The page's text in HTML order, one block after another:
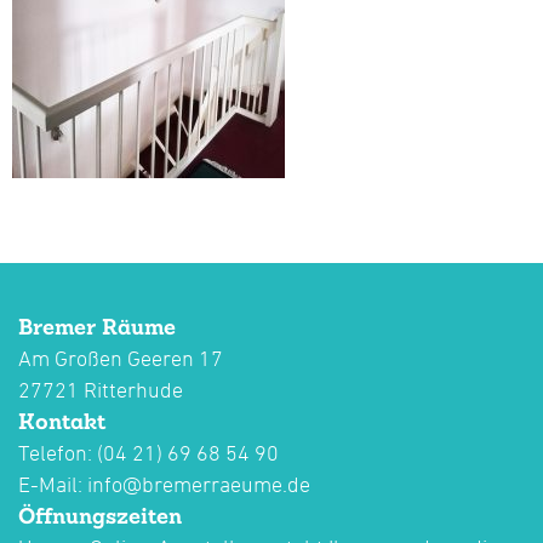
Bremer Räume
Am Großen Geeren 17
27721 Ritterhude
Kontakt
Telefon: (04 21) 69 68 54 90
E-Mail: info@bremerraeume.de
Öffnungszeiten